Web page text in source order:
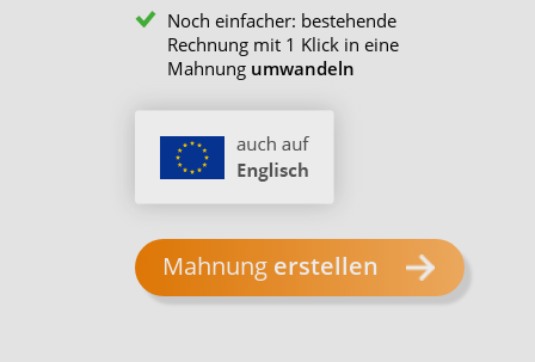
Noch einfacher: bestehende
Rechnung mit 1 Klick in eine
Mahnung umwandeln
Mahnung erstellen